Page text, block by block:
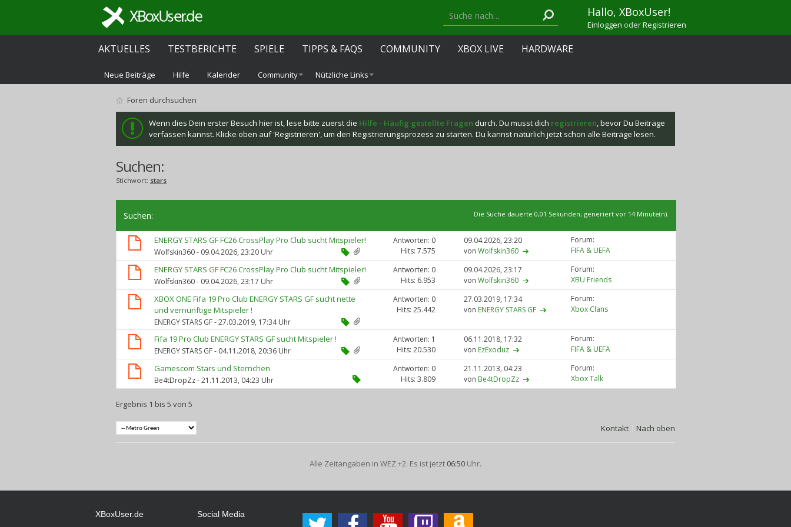
Hallo, XBoxUser!
Einloggen oderRegistrieren
AKTUELLES TESTBERICHTE SPIELE TIPPS & FAQS COMMUNITY XBOX LIVE HARDWARE
Neue Beiträge Hilfe Kalender Community Nützliche Links
Foren durchsuchen
Wenn dies Dein erster Besuch hier ist, lese bitte zuerst die Hilfe - Häufig gestellte Fragen durch. Du musst dich registrieren, bevor Du Beiträge
verfassen kannst. Klicke oben auf 'Registrieren', um den Registrierungsprozess zu starten. Du kannst natürlich jetzt schon alle Beiträge lesen.
Suchen:
Stichwort: stars
Suchen: Die Suche dauerte 0,01 Sekunden; generiert vor 14 Minute(n).
ENERGY STARS GF FC26 CrossPlay Pro Club sucht Mitspieler!
Wolfskin360- 09.04.2026, 23:20 Uhr
Antworten: 0
Hits: 7.575
09.04.2026, 23:20
von Wolfskin360
Forum:
FIFA & UEFA
ENERGY STARS GF FC26 CrossPlay Pro Club sucht Mitspieler!
Wolfskin360- 09.04.2026, 23:17 Uhr
Antworten: 0
Hits: 6.953
09.04.2026, 23:17
von Wolfskin360
Forum:
XBU Friends
XBOX ONE Fifa 19 Pro Club ENERGY STARS GF sucht nette
und vernünftige Mitspieler !
ENERGY STARS GF- 27.03.2019, 17:34 Uhr
Antworten: 0
Hits: 25.442
27.03.2019, 17:34
von ENERGY STARS GF
Forum:
Xbox Clans
Fifa 19 Pro Club ENERGY STARS GF sucht Mitspieler !
ENERGY STARS GF- 04.11.2018, 20:36 Uhr
Antworten: 1
Hits: 20.530
06.11.2018, 17:32
von EzExoduz
Forum:
FIFA & UEFA
Gamescom Stars und Sternchen
Be4tDropZz- 21.11.2013, 04:23 Uhr
Antworten: 0
Hits: 3.809
21.11.2013, 04:23
von Be4tDropZz
Forum:
Xbox Talk
Ergebnis 1 bis 5 von 5
Kontakt Nach oben
Alle Zeitangaben in WEZ +2. Es ist jetzt 06:50 Uhr.
XBoxUser.de Social Media